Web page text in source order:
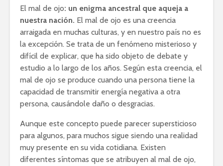
El mal de ojo: un enigma ancestral que aqueja a
nuestra nación. El mal de ojo es una creencia
arraigada en muchas culturas, y en nuestro país no es
la excepción. Se trata de un fenómeno misterioso y
difícil de explicar, que ha sido objeto de debate y
estudio a lo largo de los años. Según esta creencia, el
mal de ojo se produce cuando una persona tiene la
capacidad de transmitir energía negativa a otra
persona, causándole daño o desgracias.
Aunque este concepto puede parecer supersticioso
para algunos, para muchos sigue siendo una realidad
muy presente en su vida cotidiana. Existen
diferentes síntomas que se atribuyen al mal de ojo,